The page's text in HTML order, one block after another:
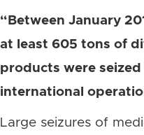
“Between January
at least 605 tons of
products were
international
Large seizures of